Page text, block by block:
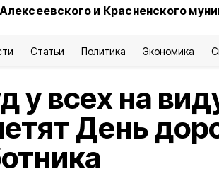
и Красненского
Статьи Политика Экономика
у всех на
День